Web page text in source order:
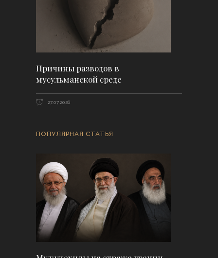
Причины разводов в
мусульманской среде
27.07.2026
ПОПУЛЯРНАЯ СТАТЬЯ